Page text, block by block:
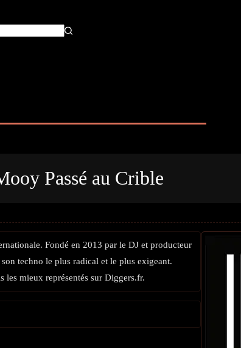
Passé au Crible
Fondé en 2013 par le DJ et producteur
techno le plus radical et le plus exigeant.
les mieux représentés sur Diggers.fr.